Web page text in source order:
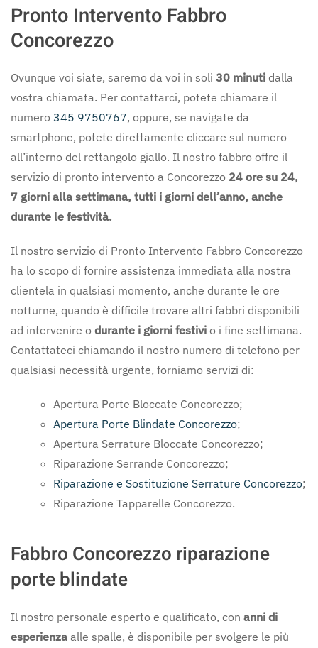
Pronto Intervento Fabbro
Concorezzo
Ovunque voi siate, saremo da voi in soli 30 minuti dalla
vostra chiamata. Per contattarci, potete chiamare il
numero 345 9750767, oppure, se navigate da
smartphone, potete direttamente cliccare sul numero
all’interno del rettangolo giallo. Il nostro fabbro offre il
servizio di pronto intervento a Concorezzo 24 ore su 24,
7 giorni alla settimana, tutti i giorni dell’anno, anche
durante le festività.
Il nostro servizio di Pronto Intervento Fabbro Concorezzo
ha lo scopo di fornire assistenza immediata alla nostra
clientela in qualsiasi momento, anche durante le ore
notturne, quando è difficile trovare altri fabbri disponibili
ad intervenire o durante i giorni festivi o i fine settimana.
Contattateci chiamando il nostro numero di telefono per
qualsiasi necessità urgente, forniamo servizi di:
Apertura Porte Bloccate Concorezzo;
Apertura Porte Blindate Concorezzo;
Apertura Serrature Bloccate Concorezzo;
Riparazione Serrande Concorezzo;
Riparazione e Sostituzione Serrature Concorezzo;
Riparazione Tapparelle Concorezzo.
Fabbro Concorezzo riparazione
porte blindate
Il nostro personale esperto e qualificato, con anni di
esperienza alle spalle, è disponibile per svolgere le più